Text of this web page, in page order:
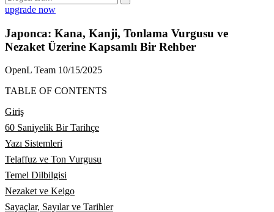
upgrade now
Japonca: Kana, Kanji, Tonlama Vurgusu ve
Nezaket Üzerine Kapsamlı Bir Rehber
OpenL Team 10/15/2025
TABLE OF CONTENTS
Giriş
60 Saniyelik Bir Tarihçe
Yazı Sistemleri
Telaffuz ve Ton Vurgusu
Temel Dilbilgisi
Nezaket ve Keigo
Sayaçlar, Sayılar ve Tarihler